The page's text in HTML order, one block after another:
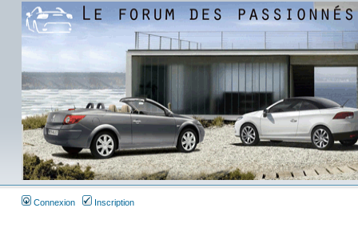
Connexion Inscription